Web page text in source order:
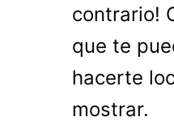
contrario!
que te
hacerte
mostrar.